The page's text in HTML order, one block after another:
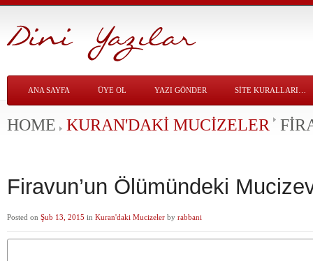
ANA SAYFA ÜYE OL YAZI GÖNDER SITE KURALLARI…
HOME KURAN'DAKI MUCIZELER
Firavun’un Ölümündeki
Posted on Şub 13, 2015 in Kuran'daki Mucizeler by rabbani